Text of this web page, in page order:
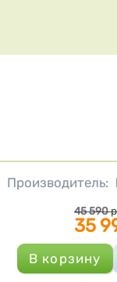
Характеристики
Производитель:
Цена
45 590
35